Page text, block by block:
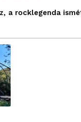
a rocklegenda